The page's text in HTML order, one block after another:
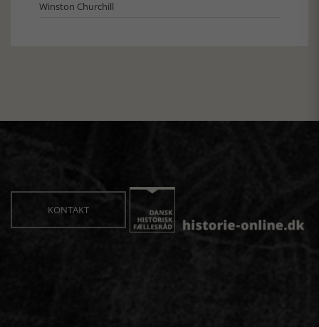
Winston Churchill
KONTAKT